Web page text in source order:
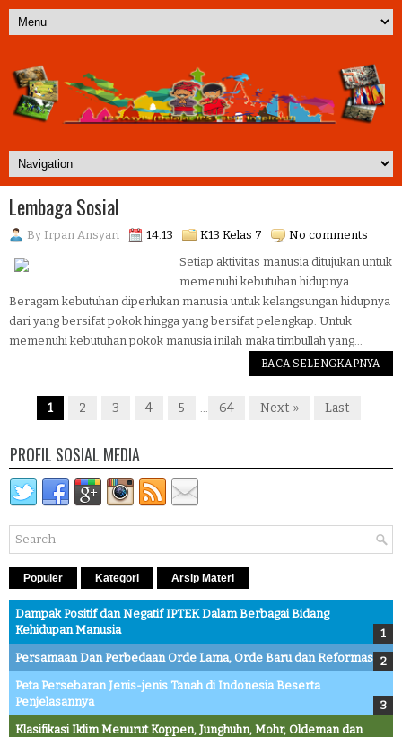
Lembaga Sosial
By Irpan Ansyari 14.13 K13 Kelas 7
No comments
Setiap aktivitas manusia ditujukan untuk
memenuhi kebutuhan hidupnya.
Beragam kebutuhan diperlukan manusia untuk kelangsungan hidupnya
dari yang bersifat pokok hingga yang bersifat pelengkap. Untuk
memenuhi kebutuhan pokok manusia inilah maka timbullah yang...
BACA SELENGKAPNYA
1 2 3 4 5 ... 64 Next » Last
PROFIL SOSIAL MEDIA
Populer Kategori Arsip Materi
Dampak Positif dan Negatif IPTEK Dalam Berbagai Bidang
Kehidupan Manusia
Persamaan Dan Perbedaan Orde Lama, Orde Baru dan Reformasi
Peta Persebaran Jenis-jenis Tanah di Indonesia Beserta
Penjelasannya
Klasifikasi Iklim Menurut Koppen, Junghuhn, Mohr, Oldeman dan